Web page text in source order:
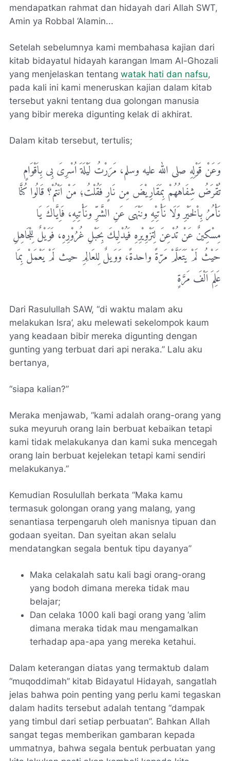
mendapatkan rahmat dan hidayah dari Allah SWT,
Amin ya Robbal ‘Alamin...
Setelah sebelumnya kami membahasa kajian dari
kitab bidayatul hidayah karangan Imam Al-Ghozali
yang menjelaskan tentang watak hati dan nafsu,
pada kali ini kami meneruskan kajian dalam kitab
tersebut yakni tentang dua golongan manusia
yang bibir mereka digunting kelak di akhirat.
Dalam kitab tersebut, tertulis;
وَعَنْ قَوْلِهِ صلی الله علیه وسلم، مَرَرْتُ لَیْلَةَ اُسْرِیَ بِی بِاَقْوَامٍ
تُقْرَضُ شِفَاهُهُمْ بِمَقَارِیْضَ مِن نَارٍ فَقُلْتُ؛ مَنْ اَنْتُمْ؟ قَالُوا کُنَّا
نَأْمُرُ بِاْلخَیْرِ وَلَا نَأْتِیْهِ ونَنْهَی عَنِ الشَّرِّ ونَأْتِیهِ، فَاِیَّاكَ یَا
مِسْکِینٌ عَنْ تُدْعِنَ لِتَزْوِیْرِهِ فَیُدْلِیكَ بِحَبْلِ غُرُوْرِهِ، فَوَیْلٌ لِلْجَاهِلِ
حَیْثُ لَمْ یَتَعَلَّمْ مَرّةً واحدةً، وَوَیلٌ لِلعَالِمِ حیث لَمْ یَعْمَلْ بِمَا
عَلِمَ اَلْفَ مَرَّةٍ
Dari Rasulullah SAW, “di waktu malam aku
melakukan Isra’, aku melewati sekelompok kaum
yang keadaan bibir mereka digunting dengan
gunting yang terbuat dari api neraka.” Lalu aku
bertanya,
“siapa kalian?”
Meraka menjawab, “kami adalah orang-orang yang
suka meyuruh orang lain berbuat kebaikan tetapi
kami tidak melakukanya dan kami suka mencegah
orang lain berbuat kejelekan tetapi kami sendiri
melakukanya.”
Kemudian Rosulullah berkata “Maka kamu
termasuk golongan orang yang malang, yang
senantiasa terpengaruh oleh manisnya tipuan dan
godaan syeitan. Dan syeitan akan selalu
mendatangkan segala bentuk tipu dayanya”
Maka celakalah satu kali bagi orang-orang
yang bodoh dimana mereka tidak mau
belajar;
Dan celaka 1000 kali bagi orang yang ‘alim
dimana meraka tidak mau mengamalkan
terhadap apa-apa yang mereka ketahui.
Dalam keterangan diatas yang termaktub dalam
“muqoddimah” kitab Bidayatul Hidayah, sangatlah
jelas bahwa poin penting yang perlu kami tegaskan
dalam hadits tersebut adalah tentang “dampak
yang timbul dari setiap perbuatan”. Bahkan Allah
sangat tegas memberikan gambaran kepada
ummatnya, bahwa segala bentuk perbuatan yang